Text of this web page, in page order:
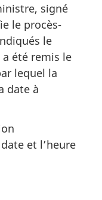
signé
le procès-
le
été remis le
lequel la
date à
et l’heure